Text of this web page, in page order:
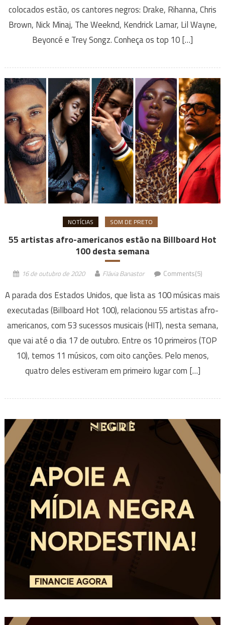
colocados estão, os cantores negros: Drake, Rihanna, Chris
Brown, Nick Minaj, The Weeknd, Kendrick Lamar, Lil Wayne,
Beyoncé e Trey Songz. Conheça os top 10 […]
NOTÍCIAS SOM DE PRETO
55 artistas afro-americanos estão na Billboard Hot
100 desta semana
16 de outubro de 2020 Flávia Banastor Comments(5)
A parada dos Estados Unidos, que lista as 100 músicas mais
executadas (Billboard Hot 100), relacionou 55 artistas afro-
americanos, com 53 sucessos musicais (HIT), nesta semana,
que vai até o dia 17 de outubro. Entre os 10 primeiros (TOP
10), temos 11 músicos, com oito canções. Pelo menos,
quatro deles estiveram em primeiro lugar com […]